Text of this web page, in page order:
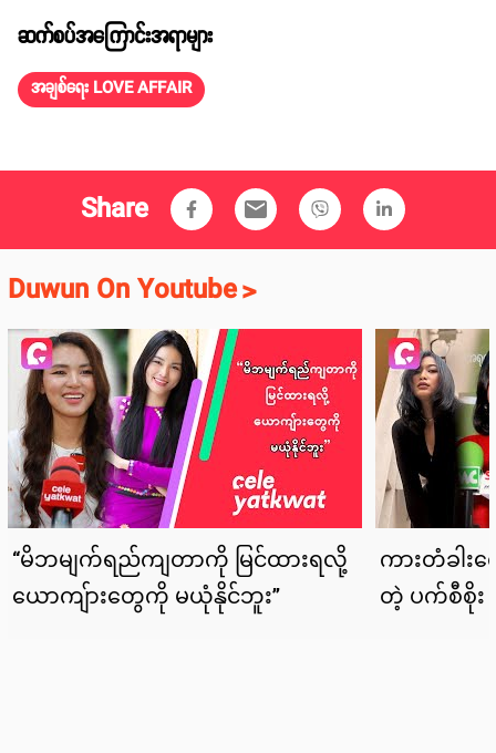
ဆက်စပ်အကြောင်းအရာများ
အချစ်ရေး LOVE AFFAIR
Share email
Duwun On Youtube>